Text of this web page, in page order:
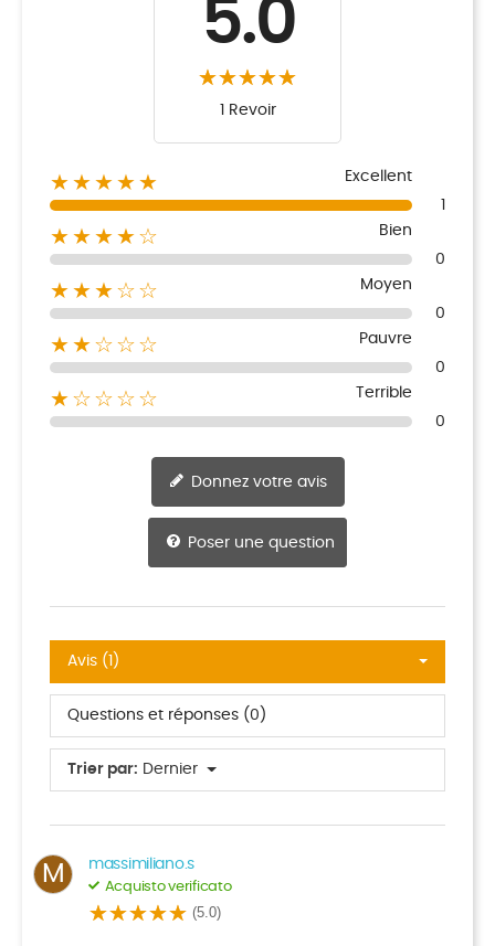
5.0
1 Revoir
★★★★★
Excellent
★★★★☆
Bien
0
★★★☆☆
Moyen
0
★★☆☆☆
Pauvre
0
★☆☆☆☆
Terrible
0
Donnez votre avis
Poser une question
Avis (1)
Questions et réponses (0)
Trier par: Dernier
M massimiliano.s
Acquisto verificato
(5.0)